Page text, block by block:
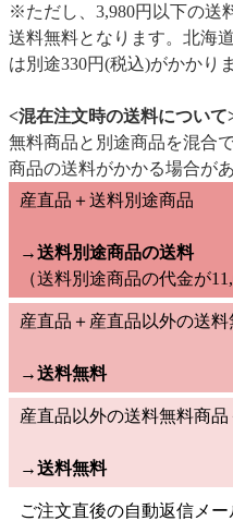
※ただし、3,980円以下の送
送料無料となります。北海
は別途330円(税込)がかかり
<混在注文時の送料について
無料商品と別途商品を混合
商品の送料がかかる場合があ
産直品＋送料別途商品
→送料別途商品の送料
（送料別途商品の代金が
産直品＋産直品以外の送料
→送料無料
産直品以外の送料無料商
→送料無料
ご注文直後の自動返信メ